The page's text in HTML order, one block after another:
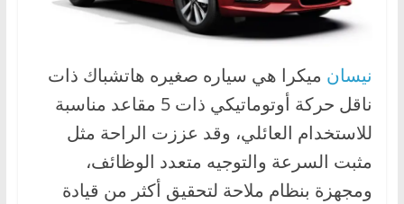
نيسان ميكرا هي سياره صغيره هاتشباك ذات
ناقل حركة أوتوماتيكي ذات 5 مقاعد مناسبة
للاستخدام العائلي، وقد عززت الراحة مثل
مثبت السرعة والتوجيه متعدد الوظائف،
ومجهزة بنظام ملاحة لتحقيق أكثر من قيادة